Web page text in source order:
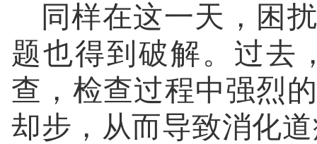
同样在这一天，困
题也得到破解。过去
查，检查过程中强烈
却步，从而导致消化